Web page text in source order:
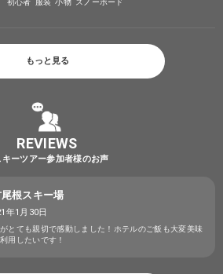
もっと見る
REVIEWS
キーツアー参加者様のお声
根スキー場
年1月30日
とても親切で感動しました！ホテルのご飯も大変美味
用したいです！